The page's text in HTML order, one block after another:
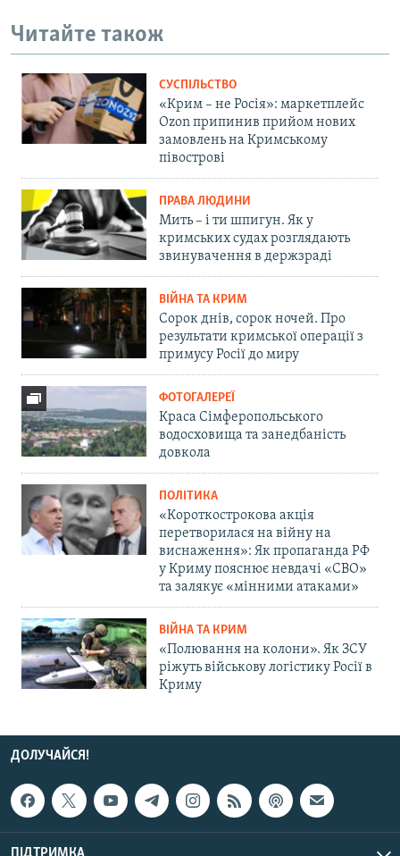
Читайте також
СУСПІЛЬСТВО
«Крим – не Росія»: маркетплейс
Ozon припинив прийом нових
замовлень на Кримському
півострові
ПРАВА ЛЮДИНИ
Мить – і ти шпигун. Як у
кримських судах розглядають
звинувачення в держзраді
ВІЙНА ТА КРИМ
Сорок днів, сорок ночей. Про
результати кримської операції з
примусу Росії до миру
ФОТОГАЛЕРЕЇ
Краса Сімферопольського
водосховища та занедбаність
довкола
ПОЛІТИКА
«Короткострокова акція
перетворилася на війну на
виснаження»: Як пропаганда РФ
у Криму пояснює невдачі «СВО»
та залякує «мінними атаками»
ВІЙНА ТА КРИМ
«Полювання на колони». Як ЗСУ
ріжуть військову логістику Росії в
Криму
ДОЛУЧАЙСЯ!